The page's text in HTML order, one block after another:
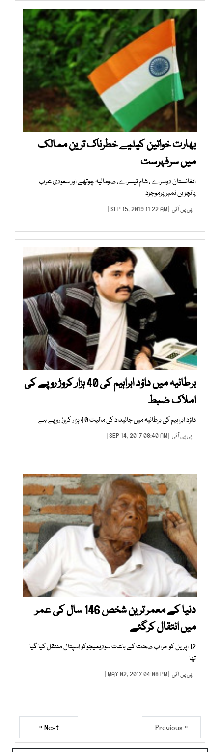
بھارت خواتین کیلیے خطرناک ترین ممالک
میں سرفہرست
افغانستان دوسرے ، شام تیسرے، صومالیہ چوتھے اور سعودی عرب
پانچویں نمبر پرموجود
پی پی آئی | SEP 15, 2019 11:22 AM |
برطانیہ میں داؤد ابراہیم کی 40 ہزار کروڑ روپے کی
املاک ضبط
داؤد ابراہیم کی برطانیہ میں جائیداد کی مالیت 40 ہزار کروڑ روپے ہے
پی پی آئی | SEP 14, 2017 08:40 AM |
دنيا كے معمر ترين شخص 146 سال كی عمر
ميں انتقال كرگئے
12 اپريل كو خراب صحت كے باعث سوديميجوکو اسپتال منتقل کیا گیا
تھا
پی پی آئی | MAY 02, 2017 04:08 PM |
« Previous
Next »